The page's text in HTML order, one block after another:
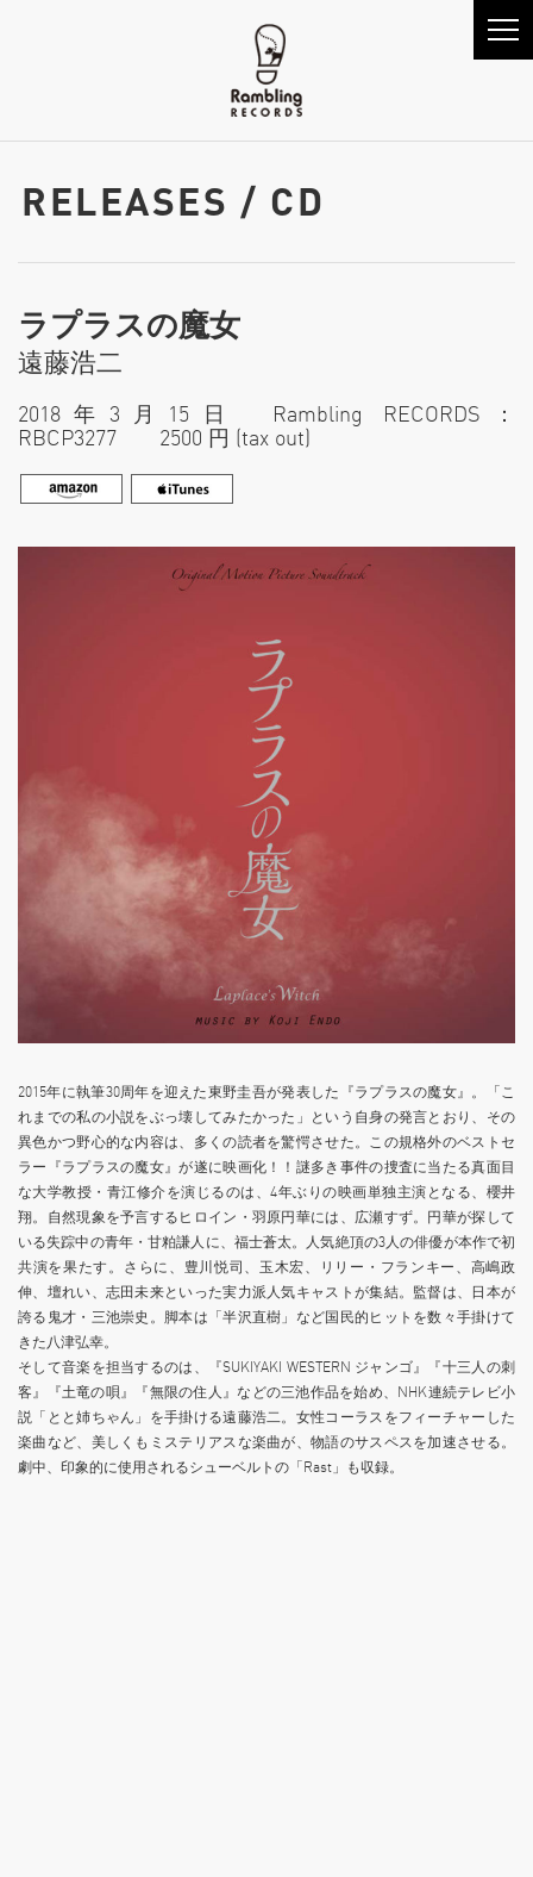
RELEASES / CD
ラプラスの魔女
遠藤浩二
2018年3月15日 Rambling RECORDS：
RBCP3277 2500 円 (tax out)
2015年に執筆30周年を迎えた東野圭吾が発表した『ラプラスの魔女』。「こ
れまでの私の小説をぶっ壊してみたかった」という自身の発言とおり、その
異色かつ野心的な内容は、多くの読者を驚愕させた。この規格外のベストセ
ラー『ラプラスの魔女』が遂に映画化！！謎多き事件の捜査に当たる真面目
な大学教授・青江修介を演じるのは、4年ぶりの映画単独主演となる、櫻井
翔。自然現象を予言するヒロイン・羽原円華には、広瀬すず。円華が探して
いる失踪中の青年・甘粕謙人に、福士蒼太。人気絶頂の3人の俳優が本作で初
共演を果たす。さらに、豊川悦司、玉木宏、リリー・フランキー、高嶋政
伸、壇れい、志田未来といった実力派人気キャストが集結。監督は、日本が
誇る鬼才・三池崇史。脚本は「半沢直樹」など国民的ヒットを数々手掛けて
きた八津弘幸。
そして音楽を担当するのは、『SUKIYAKI WESTERN ジャンゴ』『十三人の刺
客』『土竜の唄』『無限の住人』などの三池作品を始め、NHK連続テレビ小
説「とと姉ちゃん」を手掛ける遠藤浩二。女性コーラスをフィーチャーした
楽曲など、美しくもミステリアスな楽曲が、物語のサスペスを加速させる。
劇中、印象的に使用されるシューベルトの「Rast」も収録。